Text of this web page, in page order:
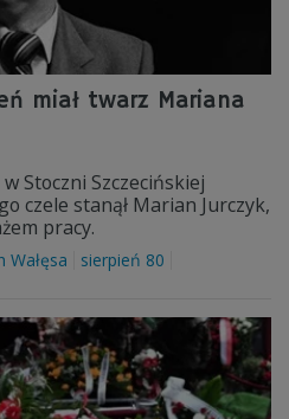
miał twarz Mariana
Stoczni Szczecińskiej
czele stanął Marian Jurczyk,
pracy.
Wałęsa
sierpień 80